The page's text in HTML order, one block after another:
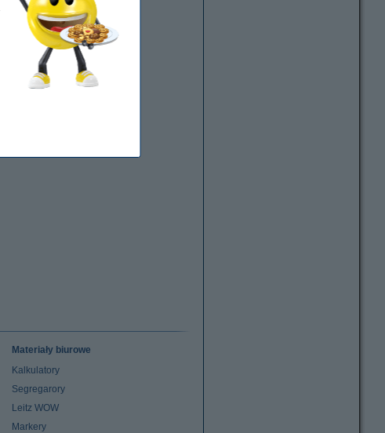
Materiały biurowe
Kalkulatory
Segregarory
Leitz WOW
Markery